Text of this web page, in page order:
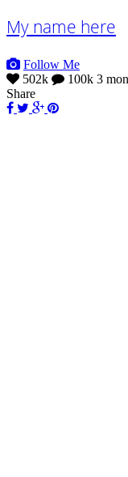
My name here
Follow Me
502k
100k 3
Share